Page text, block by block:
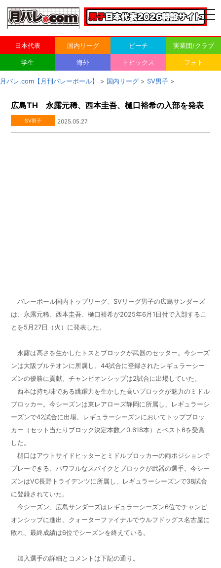
日本代表 国内リーグ ビーチ 実業団/クラブ
学生 海外 トピックス フォト
月バレ.com【月刊バレーボール】 > 国内リーグ > SV男子 >
広島TH 永露元稀、西本圭吾、樋口裕希の入部を発表
SV男子 2025.05.27
バレーボール国内トップリーグ、SVリーグ男子の広島サンダーズ
は、永露元稀、西本圭吾、樋口裕希が2025年6月1日付で入部するこ
とを5月27日（火）に発表した。
永露は高さを生かしたトスとブロックが武器のセッター。今シーズ
ンは大阪ブルテオンに所属し、44試合に登録されたレギュラーシー
ズンの優勝に貢献。チャンピオンシップは2試合に出場していた。
西本は持ち味である跳躍力を生かした高いブロックが魅力のミドル
ブロッカー。今シーズンは東レアローズ静岡に所属し、レギュラーシ
ーズンで42試合に出場。レギュラーシーズンにおいてトップブロッ
カー（セット当たりブロック決定本数／0.618本）とベスト6を受賞
した。
樋口はアウトサイドヒッターとミドルブロッカーの両ポジションで
プレーできる、パワフルなスパイクとブロックが武器の選手。今シー
ズンはVC長野トライデンツに所属し、レギュラーシーズンで38試合
に登録されていた。
今シーズン、広島サンダーズはレギュラーシーズン6位でチャンピ
オンシップに進出。クォーターファイナルでウルフドッグス名古屋に
敗れ、最終成績は6位でシーズンを終えている。
加入選手の詳細とコメントは下記の通り。